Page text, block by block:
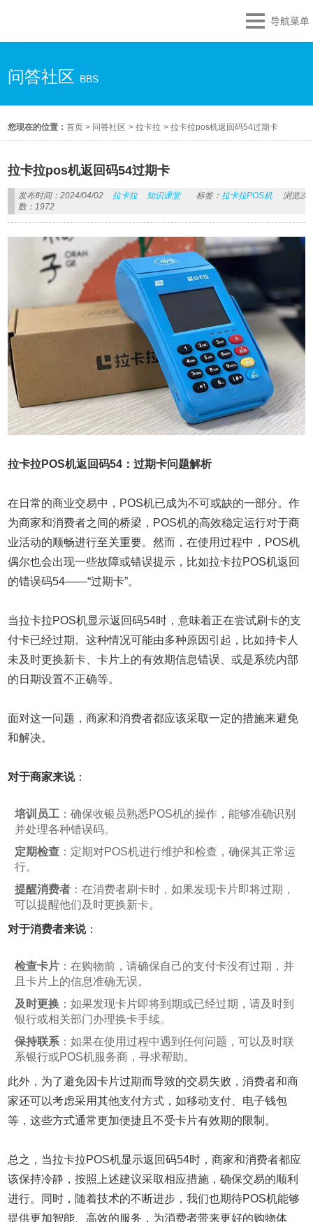
导航菜单
问答社区 BBS
您现在的位置：首页 > 问答社区 >拉卡拉 >拉卡拉pos机返回码54过期卡
拉卡拉pos机返回码54过期卡
发布时间：2024/04/02 拉卡拉 知识课堂 标签： 拉卡拉POS机
浏览次
数：1972
拉卡拉POS机返回码54：过期卡问题解析
在日常的商业交易中，POS机已成为不可或缺的一部分。作
为商家和消费者之间的桥梁，POS机的高效稳定运行对于商
业活动的顺畅进行至关重要。然而，在使用过程中，POS机
偶尔也会出现一些故障或错误提示，比如拉卡拉POS机返回
的错误码54——“过期卡”。
当拉卡拉POS机显示返回码54时，意味着正在尝试刷卡的支
付卡已经过期。这种情况可能由多种原因引起，比如持卡人
未及时更换新卡、卡片上的有效期信息错误、或是系统内部
的日期设置不正确等。
面对这一问题，商家和消费者都应该采取一定的措施来避免
和解决。
对于商家来说：
培训员工 ：确保收银员熟悉POS机的操作，能够准确识别
并处理各种错误码。
定期检查 ：定期对POS机进行维护和检查，确保其正常运
行。
提醒消费者 ：在消费者刷卡时，如果发现卡片即将过期，
可以提醒他们及时更换新卡。
对于消费者来说：
检查卡片 ：在购物前，请确保自己的支付卡没有过期，并
且卡片上的信息准确无误。
及时更换 ：如果发现卡片即将到期或已经过期，请及时到
银行或相关部门办理换卡手续。
保持联系 ：如果在使用过程中遇到任何问题，可以及时联
系银行或POS机服务商，寻求帮助。
此外，为了避免因卡片过期而导致的交易失败，消费者和商
家还可以考虑采用其他支付方式，如移动支付、电子钱包
等，这些方式通常更加便捷且不受卡片有效期的限制。
总之，当拉卡拉POS机显示返回码54时，商家和消费者都应
该保持冷静，按照上述建议采取相应措施，确保交易的顺利
进行。同时，随着技术的不断进步，我们也期待POS机能够
提供更加智能、高效的服务，为消费者带来更好的购物体